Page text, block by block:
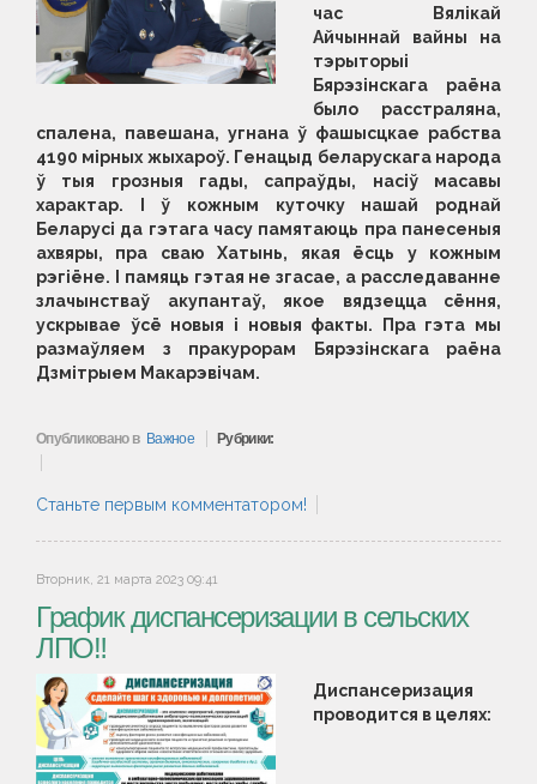
час Вялікай
Айчыннай вайны на
тэрыторыі
Бярэзінскага раёна
было расстраляна,
спалена, павешана, угнана ў фашысцкае рабства
4190 мірных жыхароў. Генацыд беларускага народа
ў тыя грозныя гады, сапраўды, насіў масавы
характар. І ў кожным куточку нашай роднай
Беларусі да гэтага часу памятаюць пра панесеныя
ахвяры, пра сваю Хатынь, якая ёсць у кожным
рэгіёне. І памяць гэтая не згасае, а расследаванне
злачынстваў акупантаў, якое вядзецца сёння,
ускрывае ўсё новыя і новыя факты. Пра гэта мы
размаўляем з пракурорам Бярэзінскага раёна
Дзмітрыем Макарэвічам.
Опубликовано в Важное Рубрики:
Станьте первым комментатором!
Вторник, 21 марта 2023 09:41
График диспансеризации в сельских
ЛПО‼️
Диспансеризация
проводится в целях: